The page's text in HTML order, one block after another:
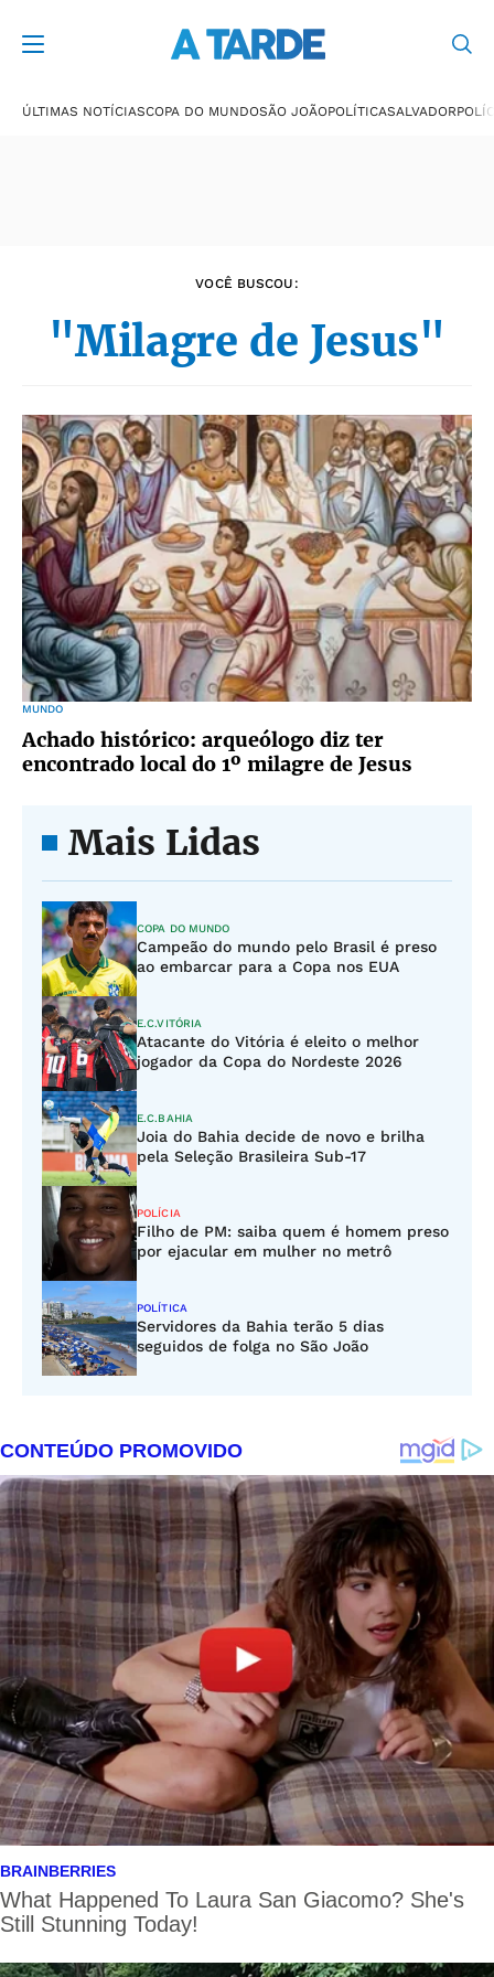
ÚLTIMAS NOTÍCIASCOPA DO MUNDOSÃO JOÃOPOLÍTICASALVADOR
VOCÊ BUSCOU:
"Milagre de Jesus"
MUNDO
Achado histórico: arqueólogo diz ter
encontrado local do 1º milagre de Jesus
Mais Lidas
COPA DO MUNDO
Campeão do mundo pelo Brasil é preso
ao embarcar para a Copa nos EUA
E.C.VITÓRIA
Atacante do Vitória é eleito o melhor
jogador da Copa do Nordeste 2026
E.C.BAHIA
Joia do Bahia decide de novo e brilha
pela Seleção Brasileira Sub-17
POLÍCIA
Filho de PM: saiba quem é homem preso
por ejacular em mulher no metrô
POLÍTICA
Servidores da Bahia terão 5 dias
seguidos de folga no São João